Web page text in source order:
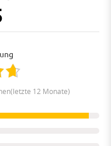
12 Monate)